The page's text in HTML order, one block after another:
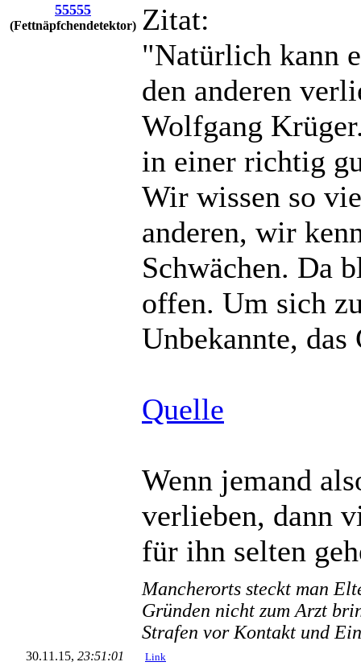
55555
(Fettnäpfchendetektor) Zitat:
"Natürlich kann
den anderen
Wolfgang
in einer richtig
Wir wissen so
anderen, wir
Schwächen. Da
offen. Um sich
Unbekannte,
Quelle
Wenn jemand
verlieben, dann
für ihn selten
Mancherorts steckt man
Gründen nicht zum Arzt
Strafen vor Kontakt und
30.11.15, 23:51:01 Link